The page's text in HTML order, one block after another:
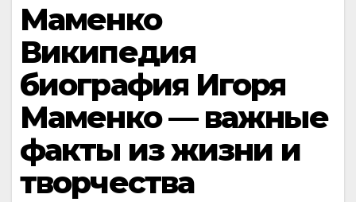
Маменко
Википедия
биография Игоря
Маменко — важные
факты из жизни и
творчества